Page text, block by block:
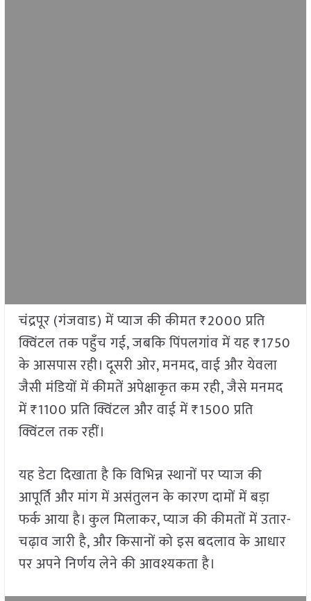
चंद्रपूर (गंजवाड) में प्याज की कीमत ₹2000 प्रति
क्विंटल तक पहुँच गई, जबकि पिंपलगांव में यह ₹1750
के आसपास रही। दूसरी ओर, मनमद, वाई और येवला
जैसी मंडियों में कीमतें अपेक्षाकृत कम रही, जैसे मनमद
में ₹1100 प्रति क्विंटल और वाई में ₹1500 प्रति
क्विंटल तक रहीं।
यह डेटा दिखाता है कि विभिन्न स्थानों पर प्याज की
आपूर्ति और मांग में असंतुलन के कारण दामों में बड़ा
फर्क आया है। कुल मिलाकर, प्याज की कीमतों में उतार-
चढ़ाव जारी है, और किसानों को इस बदलाव के आधार
पर अपने निर्णय लेने की आवश्यकता है।